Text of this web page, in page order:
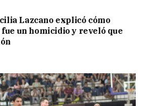
Lazcano explicó cómo
un homicidio y reveló que